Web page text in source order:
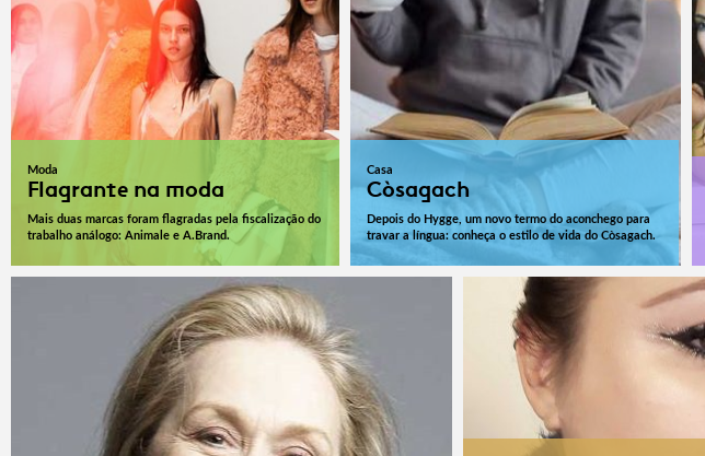
Moda
Flagrante na moda
Mais duas marcas foram flagradas pela fiscalização do
trabalho análogo: Animale e A.Brand.
Casa
Còsagach
Depois do Hygge, um novo termo do aconchego para
travar a língua: conheça o estilo de vida do Còsagach.